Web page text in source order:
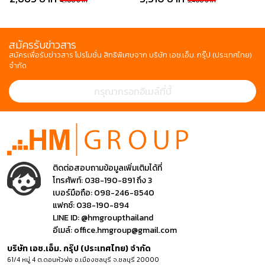
สมัครรับข่าวสาร
สมัครเพื่อรับข่าวสาร โปรโมชั่น สิทธิพิเศษจาก บริษัท เอช.เอ็ม. กรุ๊ป (ประเทศไทย)
จำกัด
ติดต่อสอบถามข้อมูลเพิ่มเติมได้ที่
โทรศัพท์:038-190-891 ถึง 3
เบอร์มือถือ:098-246-8540
แฟกซ์:038-190-894
LINE ID:@hmgroupthailand
อีเมล์:office.hmgroup@gmail.com
บริษัท เอช.เอ็ม. กรุ๊ป (ประเทศไทย) จำกัด
61/4 หมู่ 4 ต.ดอนหัวฬ่อ อ.เมืองชลบุรี จ.ชลบุรี 20000